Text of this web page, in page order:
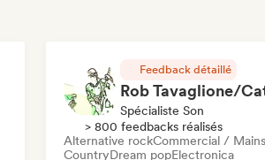
Feedback détaillé
Spécialiste Son
> 800 feedbacks réalisés
Alternative rockCommercial /
CountryDream popElectronica